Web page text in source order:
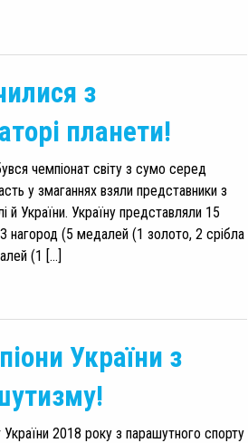
з
планети!
чемпіонат світу з сумо серед
у змаганнях взяли представники з
й України. Україну представляли 15
нагород (5 медалей (1 золото, 2 срібла
(1 […]
України з
2018 року з парашутного спорту